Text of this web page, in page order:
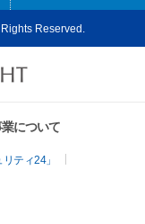
Reserved.
について
ティ24」